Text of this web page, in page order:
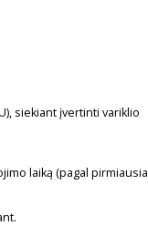
siekiant įvertinti variklio
laiką (pagal pirmiausia